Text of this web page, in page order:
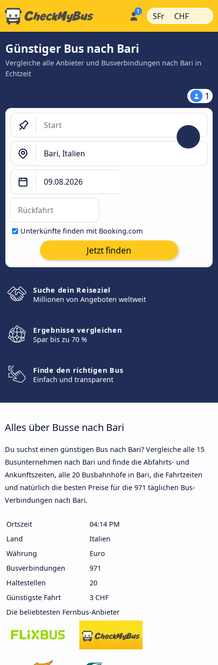
SFr | CHF |
Günstiger Bus nach Bari
Vergleiche alle Anbieter und Busverbindungen nach Bari in
Echtzeit
1
Unterkünfte finden mit Booking.com
Jetzt finden
Suche dein Reiseziel
Millionen von Angeboten weltweit
Ergebnisse vergleichen
Spar bis zu 70 %
Finde den richtigen Bus
Einfach und transparent
Alles über Busse nach Bari
Du suchst einen günstigen Bus nach Bari? Vergleiche alle 15
Busunternehmen nach Bari und finde die Abfahrts- und
Ankunftszeiten, alle 20 Busbahnhöfe in Bari, die Fahrtzeiten
und natürlich die besten Preise für die 971 täglichen Bus-
Verbindungen nach Bari.
Ortszeit
04:14 PM
Land
Italien
Währung
Euro
Busverbindungen
971
Haltestellen
20
Günstigste Fahrt
3 CHF
Die beliebtesten Fernbus-Anbieter